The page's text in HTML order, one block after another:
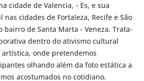
cidade de Valencia, - Es, e sua
nas cidades de Fortaleza, Recife e São
bairro de Santa Marta - Veneza. Trata-
dentro do ativismo cultural
onde pretendemos
olhando além da foto estática a
acostumados no cotidiano.